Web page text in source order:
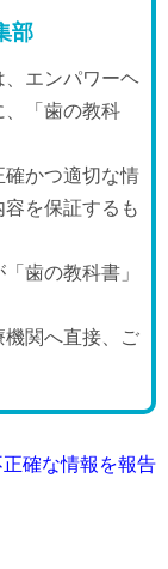
部
、エンパワーヘ
、「歯の教科
確かつ適切な情
を保証するも
歯の教科書」
機関へ直接、ご
正確な情報を報告